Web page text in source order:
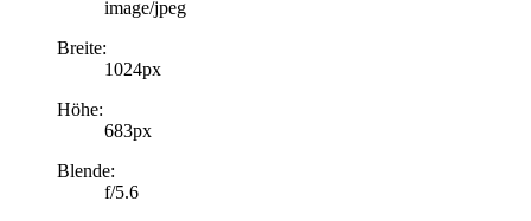
image/jpeg
Breite:
1024px
Höhe:
683px
Blende:
f/5.6